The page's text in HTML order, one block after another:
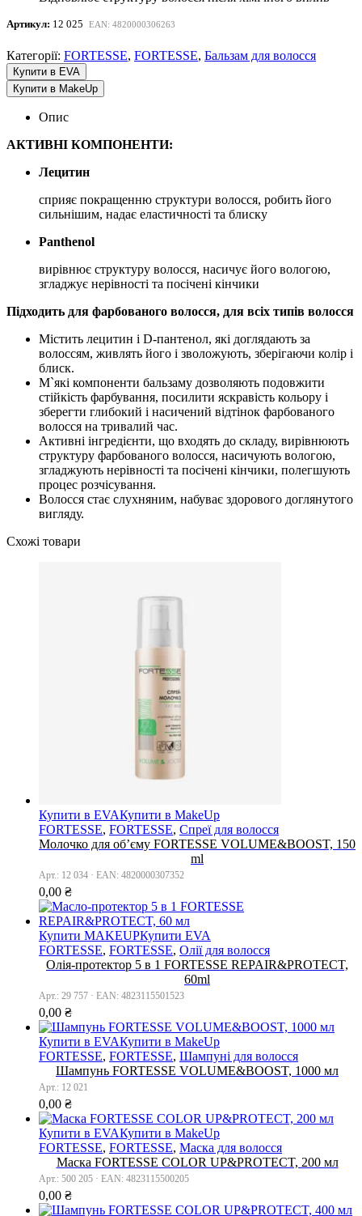
Артикул: 12 025 EAN: 4820000306263
Категорії: FORTESSE, FORTESSE, Бальзам для волосся
Купити в EVA
Купити в MakeUp
Опис
АКТИВНІ КОМПОНЕНТИ:
Лецитин
сприяє покращенню структури волосся, робить його
сильнішим, надає еластичності та блиску
Panthenol
вирівнює структуру волосся, насичує його вологою,
згладжує нерівності та посічені кінчики
Підходить для фарбованого волосся, для всіх типів волосся
Містить лецитин і D-пантенол, які доглядають за
волоссям, живлять його і зволожують, зберігаючи колір і
блиск.
М`які компоненти бальзаму дозволяють подовжити
стійкість фарбування, посилити яскравість кольору і
зберегти глибокий і насичений відтінок фарбованого
волосся на тривалий час.
Активні інгредієнти, що входять до складу, вирівнюють
структуру фарбованого волосся, насичують вологою,
згладжують нерівності та посічені кінчики, полегшують
процес розчісування.
Волосся стає слухняним, набуває здорового доглянутого
вигляду.
Схожі товари
Купити в EVAКупити в MakeUp
FORTESSE, FORTESSE, Спреї для волосся
Молочко для об’єму FORTESSE VOLUME&BOOST, 150
ml
Арт.: 12 034 · EAN: 4820000307352
0,00 ₴
Купити MAKEUPКупити EVA
FORTESSE, FORTESSE, Олії для волосся
Олія-протектор 5 в 1 FORTESSE REPAIR&PROTECT,
60ml
Арт.: 29 757 · EAN: 4823115501523
0,00 ₴
Купити в EVAКупити в MakeUp
FORTESSE, FORTESSE, Шампуні для волосся
Шампунь FORTESSE VOLUME&BOOST, 1000 мл
Арт.: 12 021
0,00 ₴
Купити в EVAКупити в MakeUp
FORTESSE, FORTESSE, Маска для волосся
Маска FORTESSE COLOR UP&PROTECT, 200 мл
Арт.: 500 205 · EAN: 4823115500205
0,00 ₴